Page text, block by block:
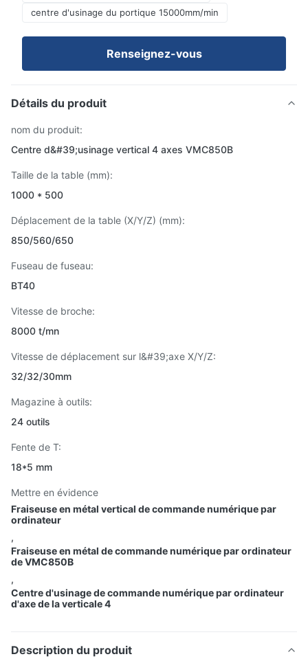
centre d'usinage du portique 15000mm/min
Renseignez-vous
Détails du produit
nom du produit:
Centre d&#39;usinage vertical 4 axes VMC850B
Taille de la table (mm):
1000 * 500
Déplacement de la table (X/Y/Z) (mm):
850/560/650
Fuseau de fuseau:
BT40
Vitesse de broche:
8000 t/mn
Vitesse de déplacement sur l&#39;axe X/Y/Z:
32/32/30mm
Magazine à outils:
24 outils
Fente de T:
18*5 mm
Mettre en évidence
Fraiseuse en métal vertical de commande numérique par
ordinateur
,
Fraiseuse en métal de commande numérique par ordinateur
de VMC850B
,
Centre d'usinage de commande numérique par ordinateur
d'axe de la verticale 4
Description du produit